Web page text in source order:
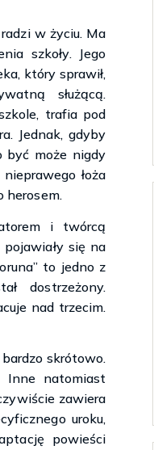
w życiu. Ma
szkoły. Jego
który sprawił,
służącą.
trafia pod
Jednak, gdyby
być może nigdy
łoża
herosem.
i twórcą
się na
to jedno z
dostrzeżony.
nad trzecim.
skrótowo.
Inne natomiast
zawiera
uroku,
powieści
i kościopył – Travis Baldree